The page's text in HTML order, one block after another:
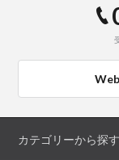
カテゴリーから探す